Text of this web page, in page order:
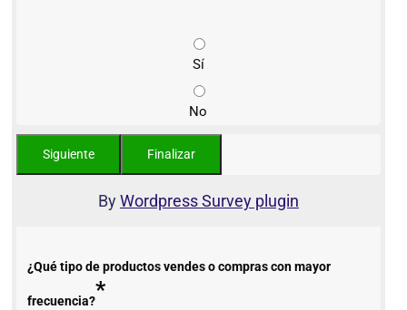
Sí
No
ByWordpress Survey plugin
¿Qué tipo de productos vendes o compras con mayor
frecuencia?*